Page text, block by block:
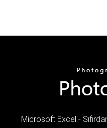
Microsoft Excel -